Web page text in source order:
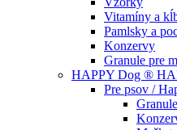
Vitamíny a
Pamlsky a
Konzervy
Granule pre
HAPPY Dog ®
Pre psov /